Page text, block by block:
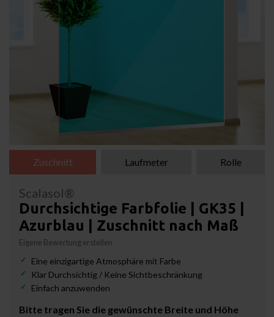
Zuschnitt Laufmeter Rolle
Scalasol®
Durchsichtige Farbfolie | GK35 |
Azurblau | Zuschnitt nach Maß
Eigene Bewertung erstellen
Eine einzigartige Atmosphäre mit Farbe
Klar Durchsichtig / Keine Sichtbeschränkung
Einfach anzuwenden
Bitte tragen Sie die gewünschte Breite und Höhe